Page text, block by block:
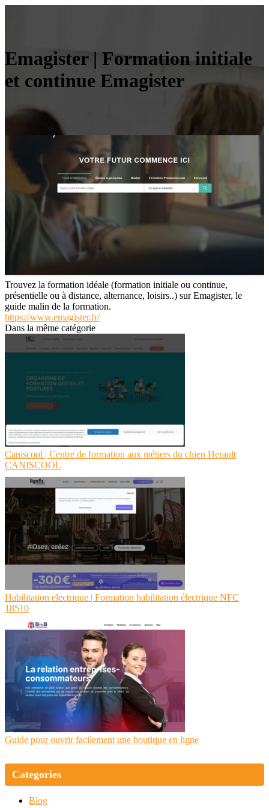
Emagister | Formation initiale
et continue Emagister
Trouvez la formation idéale (formation initiale ou continue,
présentielle ou à distance, alternance, loisirs..) sur Emagister, le
guide malin de la formation.
https://www.emagister.fr/
Dans la même catégorie
Caniscool | Centre de formation aux métiers du chien Herault
CANISCOOL
Habilita­tion electrique | Formation habilita­tion électrique NFC
18510
Guide pour ouvrir facilement une boutique en ligne
Categories
Blog